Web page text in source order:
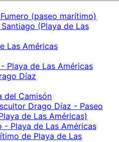
(paseo marítimo)
(Playa de Las
Las Américas
Playa de Las Américas
Díaz
del Camisón
Drago Díaz - Paseo
de Las Américas)
Playa de Las Américas
de Playa de Las